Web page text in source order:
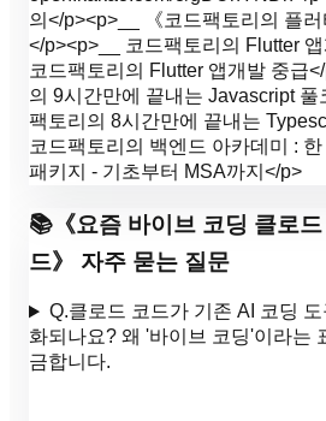
의</p><p>__ 《코드팩토리의 플러
</p><p>__ 코드팩토리의 Flutter 앱
코드팩토리의 Flutter 앱개발 중급
의 9시간만에 끝내는 Javascript 풀
팩토리의 8시간만에 끝내는
코드팩토리의 백엔드 아카데미 :
패키지 - 기초부터 MSA까지</p>
📚 《요즘 바이브 코딩 클로드
드》 자주 묻는 질문
Q.클로드 코드가 기존 AI 코딩
화되나요? 왜 '바이브 코딩'이라는
금합니다.